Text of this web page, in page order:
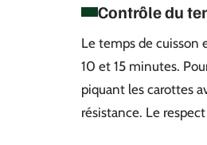
Contrôle du
Le temps de cuisson
10 et 15 minutes.
piquant les carottes
résistance. Le